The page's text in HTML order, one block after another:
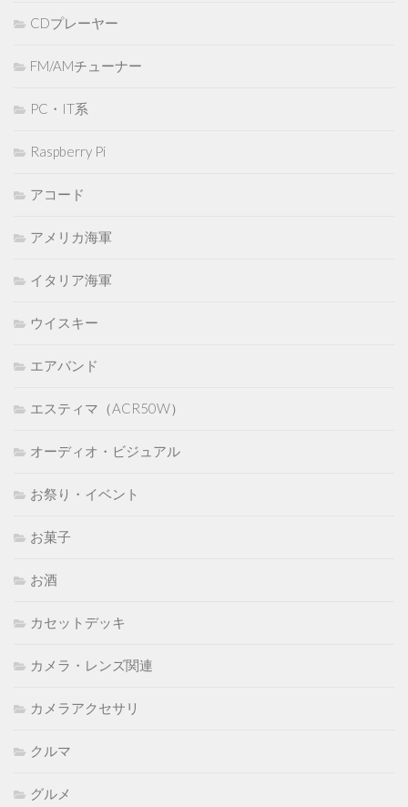
CDプレーヤー
FM/AMチューナー
PC・IT系
Raspberry Pi
アコード
アメリカ海軍
イタリア海軍
ウイスキー
エアバンド
エスティマ（ACR50W）
オーディオ・ビジュアル
お祭り・イベント
お菓子
お酒
カセットデッキ
カメラ・レンズ関連
カメラアクセサリ
クルマ
グルメ